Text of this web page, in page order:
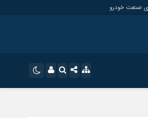
صنعت خودرو